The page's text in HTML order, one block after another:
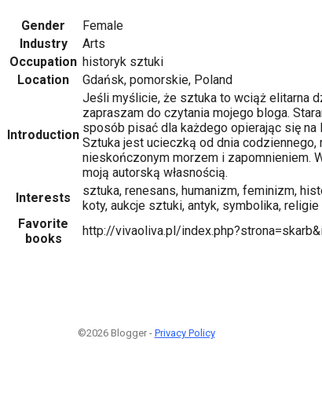
Gender
Female
Industry
Arts
Occupation historyk sztuki
Location
Gdańsk, pomorskie, Poland
Introduction
Jeśli myślicie, że sztuka to wciąż elitarna
zapraszam do czytania mojego bloga.
sposób pisać dla każdego opierając się na
Sztuka jest ucieczką od dnia codziennego,
nieskończonym morzem i zapomnieniem.
moją autorską własnością.
Interests
sztuka, renesans, humanizm, feminizm,
koty, aukcje sztuki, antyk, symbolika, religie
Favorite
books
http://vivaoliva.pl/
©2026 Blogger - Privacy Policy